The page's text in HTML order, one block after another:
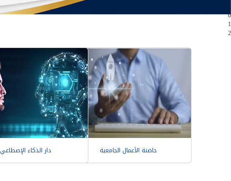
0
1
2
حاضنة الأعمال الجامعية دار الذكاء الإصطاعي